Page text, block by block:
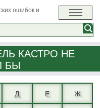
ошибок и
КАСТРО НЕ
БЫ
Д Е
Ж